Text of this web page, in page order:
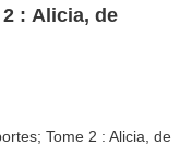
: Alicia, de